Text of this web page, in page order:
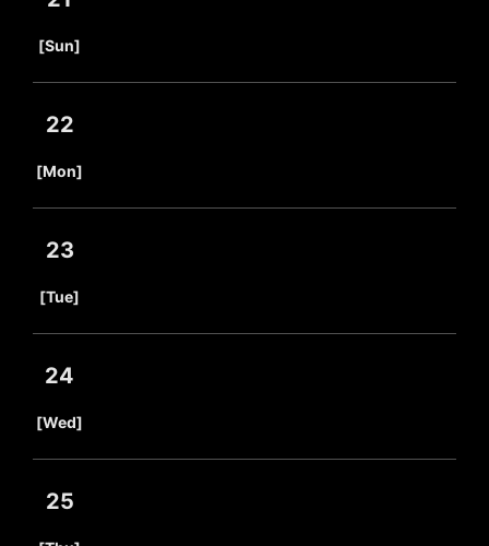
[Sun]
22
[Mon]
23
[Tue]
24
[Wed]
25